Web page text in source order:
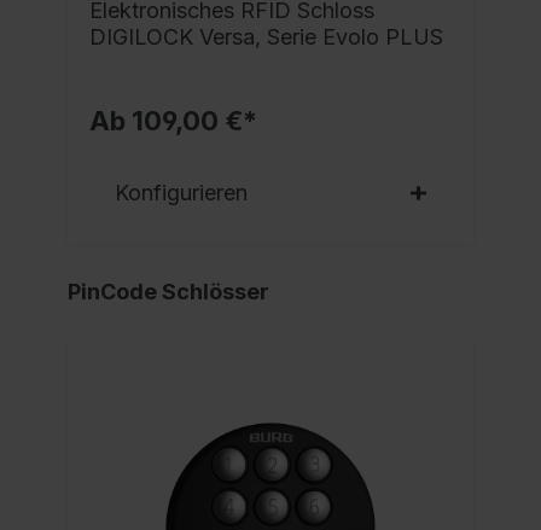
Elektronisches RFID Schloss
DIGILOCK Versa, Serie Evolo PLUS
Ab 109,00 €*
Konfigurieren
PinCode Schlösser